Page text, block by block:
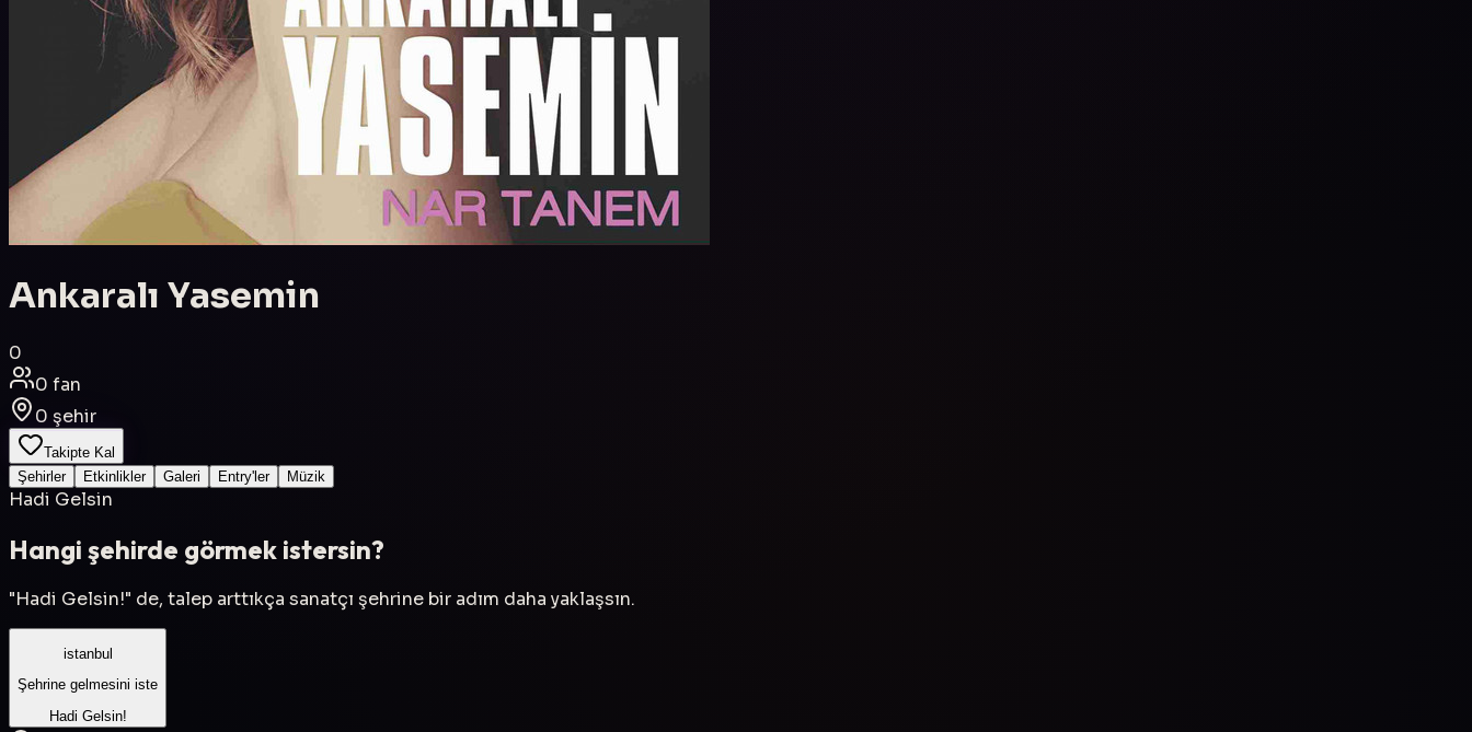
Ankaralı Yasemin
0
0 fan
0 şehir
Takipte Kal
Şehirler
Etkinlikler Galeri Entry'ler Müzik
Hadi Gelsin
Hangi şehirde görmek istersin?
"Hadi Gelsin!" de, talep arttıkça sanatçı şehrine bir adım daha yaklaşsın.
istanbul
Şehrine gelmesini iste
Hadi Gelsin!